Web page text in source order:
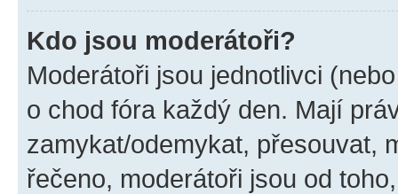
Kdo jsou moderátoři?
Moderátoři jsou jednotlivci
o chod fóra každý den. Mají
zamykat/odemykat, přesouvat,
řečeno, moderátoři jsou od